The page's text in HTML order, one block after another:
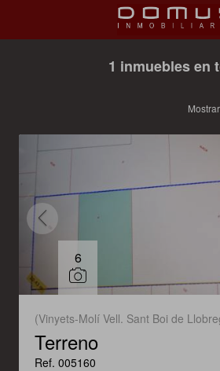
1 inmuebles en
6
(Vinyets-Molí Vell. Sant Boi de
Terreno
Ref. 005160